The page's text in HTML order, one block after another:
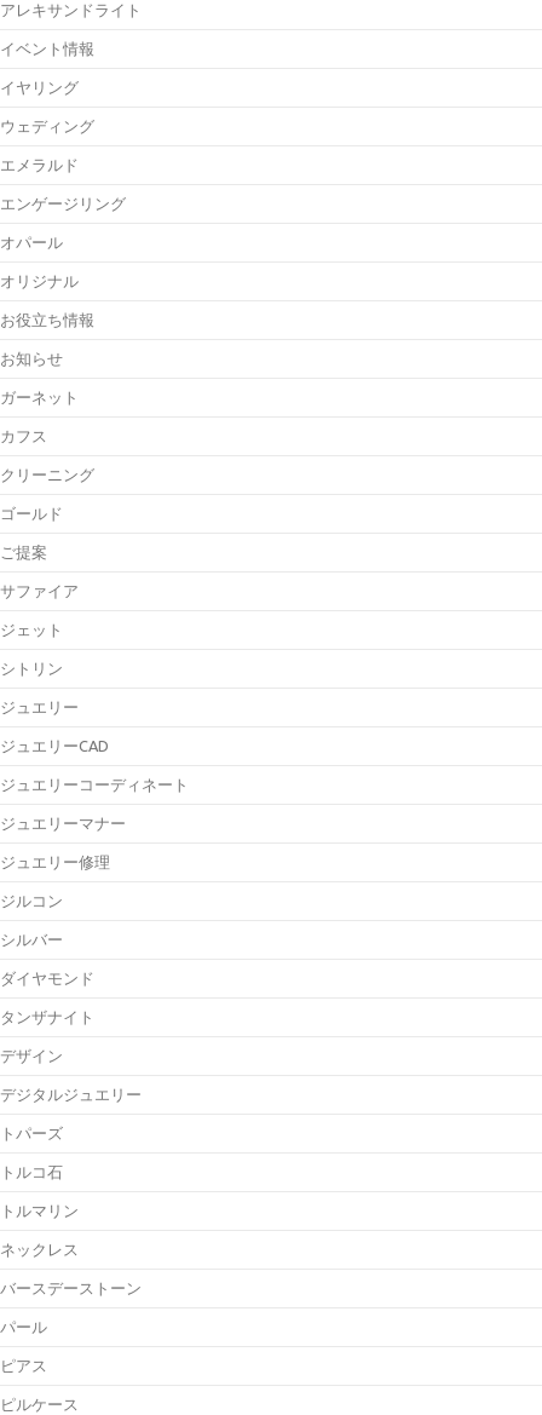
アレキサンドライト
イベント情報
イヤリング
ウェディング
エメラルド
エンゲージリング
オパール
オリジナル
お役立ち情報
お知らせ
ガーネット
カフス
クリーニング
ゴールド
ご提案
サファイア
ジェット
シトリン
ジュエリー
ジュエリーCAD
ジュエリーコーディネート
ジュエリーマナー
ジュエリー修理
ジルコン
シルバー
ダイヤモンド
タンザナイト
デザイン
デジタルジュエリー
トパーズ
トルコ石
トルマリン
ネックレス
バースデーストーン
パール
ピアス
ピルケース